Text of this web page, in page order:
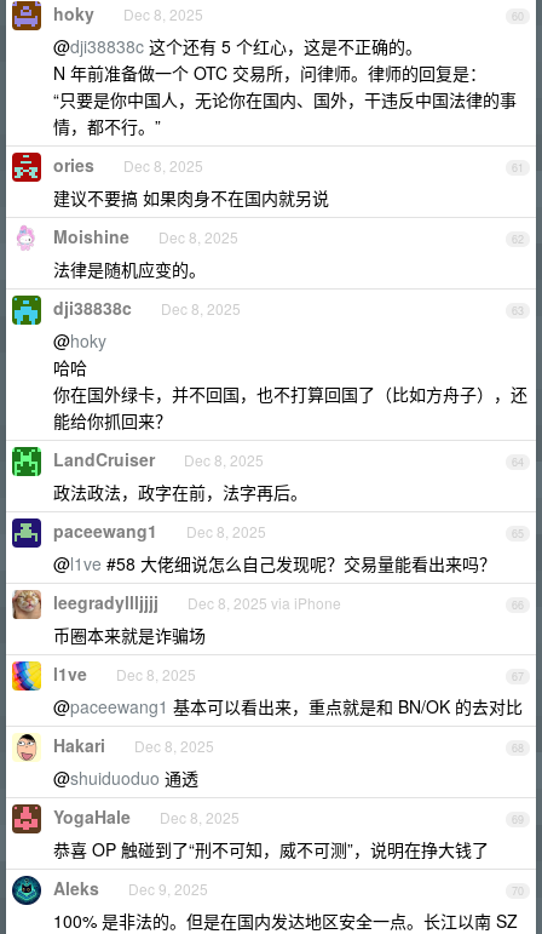
60
hoky Dec 8, 2025
@dji38838c 这个还有 5 个红心，这是不正确的。
N 年前准备做一个 OTC 交易所，问律师。律师的回复是：
“只要是你中国人，无论你在国内、国外，干违反中国法律的事
情，都不行。”
61
ories Dec 8, 2025
建议不要搞 如果肉身不在国内就另说
62
Moishine Dec 8, 2025
法律是随机应变的。
63
dji38838c Dec 8, 2025
@hoky
哈哈
你在国外绿卡，并不回国，也不打算回国了（比如方舟子），还
能给你抓回来？
64
LandCruiser Dec 8, 2025
政法政法，政字在前，法字再后。
65
paceewang1 Dec 8, 2025
@l1ve #58 大佬细说怎么自己发现呢？交易量能看出来吗？
66
leegradyllljjjj Dec 8, 2025 via iPhone
币圈本来就是诈骗场
67
l1ve Dec 8, 2025
@paceewang1 基本可以看出来，重点就是和 BN/OK 的去对比
68
Hakari Dec 8, 2025
@shuiduoduo 通透
69
YogaHale Dec 8, 2025
恭喜 OP 触碰到了“刑不可知，威不可测”，说明在挣大钱了
70
Aleks Dec 9, 2025
100% 是非法的。但是在国内发达地区安全一点。长江以南 SZ